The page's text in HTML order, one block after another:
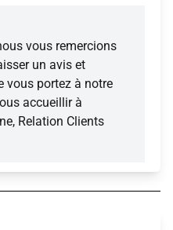
vous remercions
un avis et
vous portez à notre
accueillir à
Relation Clients